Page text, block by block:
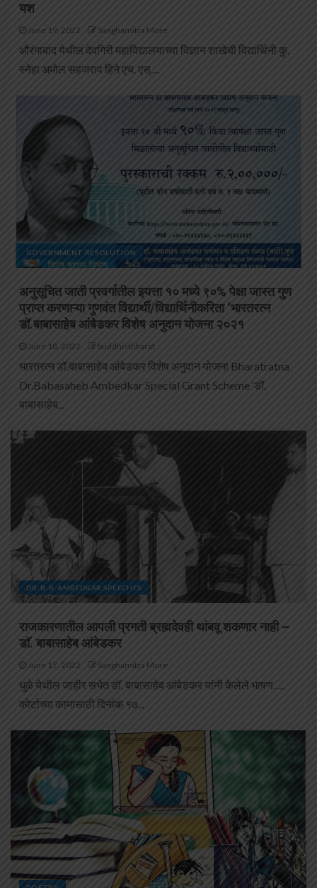
यश
June 19, 2022 Sanghamitra More
औरंगाबाद येथील देवगिरी महाविद्यालयाच्या विज्ञान शाखेची विद्यार्थिनी कु.
स्नेहा अमोल सहजराव हिने एच. एस्....
GOVERNMENT RESOLUTION
अनुसूचित जाती प्रवर्गातील इयत्ता १० मध्ये ९०% पेक्षा जास्त गुण
प्राप्त करणाऱ्या गुणवंत विद्यार्थी/विद्यार्थिनीकरिता ‘भारतरत्न
डॉ.बाबासाहेब आंबेडकर विशेष अनुदान योजना २०२१
June 18, 2022 buddhistbharat
भारतरत्न डॉ.बाबासाहेब आंबेडकर विशेष अनुदान योजना Bharatratna
Dr.Babasaheb Ambedkar Special Grant Scheme ‘डॉ.
बाबासाहेब...
DR. B. R. AMBEDKAR SPEECHES
राजकारणातील आपली प्रगती ब्रह्मदेवही थांबवू शकणार नाही –
डाॅ. बाबासाहेब आंबेडकर
June 17, 2022 Sanghamitra More
धुळे येथील जाहीर सभेत डॉ. बाबासाहेब आंबेडकर यांनी केलेले भाषण….
कोर्टाच्या कामासाठी दिनांक १७...